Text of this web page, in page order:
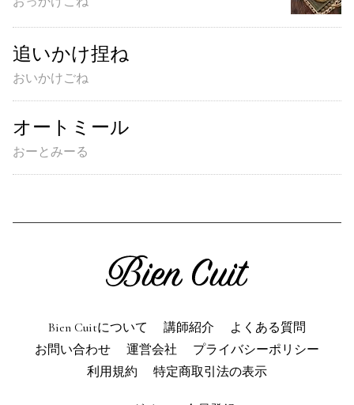
追いかけ捏ね
おいかけごね
オートミール
おーとみーる
Bien Cuitについて 講師紹介
よくある質問
お問い合わせ
運営会社
プライバシーポリシー
利用規約
特定商取引法の表示